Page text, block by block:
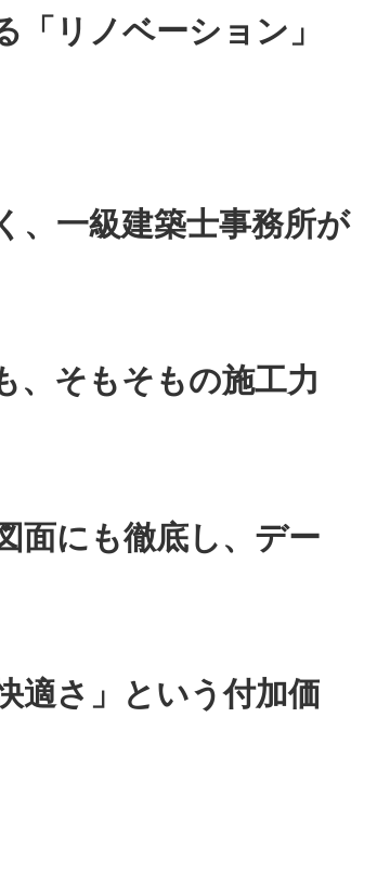
リノベーション」
、一級建築士事務所が
、そもそもの施工力
面にも徹底し、デー
適さ」という付加価